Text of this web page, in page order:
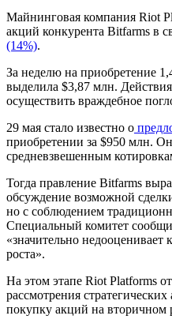
Майнинговая компания Riot
акций конкурента Bitfarms в
(14%).
За неделю на приобретение
выделила $3,87 млн.
осуществить враждебное
29 мая стало известно о
приобретении за $950 млн.
средневзвешенным
Тогда правление Bitfarms
обсуждение возможной
но с соблюдением
Специальный комитет
«значительно
роста».
На этом этапе Riot Platforms
рассмотрения
покупку акций на вторичном